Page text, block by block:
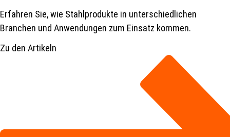
Erfahren Sie, wie Stahlprodukte in unterschiedlichen
Branchen und Anwendungen zum Einsatz kommen.
Zu den Artikeln